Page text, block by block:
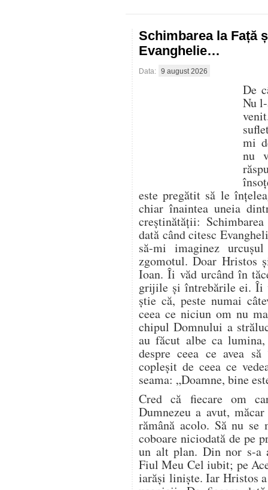
Schimbarea la Față
Evanghelie…
Data: 9 august 2026
De
Nu
mi
nu
este pregătit să le
chiar înaintea uneia
creștinătății:
dată când citesc
să-mi imaginez
zgomotul. Doar Hristos
Ioan. Îi văd urcând în
grijile și întrebările ei. Îi
știe că, peste numai
ceea ce niciun om nu
chipul Domnului a
au făcut albe ca
despre ceea ce avea
copleșit de ceea ce
seama: „Doamne, bine
Cred că fiecare om
Dumnezeu a avut,
rămână acolo. Să nu
coboare niciodată de pe
un alt plan. Din nor s-a
Fiul Meu Cel iubit; pe
iarăși liniște. Iar Hristos